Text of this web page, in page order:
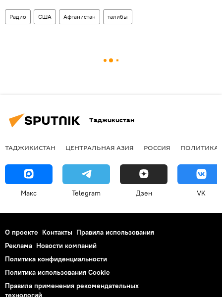
Радио США Афганистан талибы
Таджикистан
ТАДЖИКИСТАН ЦЕНТРАЛЬНАЯ АЗИЯ РОССИЯ ПОЛИТИКА
Макс Telegram Дзен VK
О проекте Контакты Правила использования
Реклама Новости компаний
Политика конфиденциальности
Политика использования Cookie
Правила применения рекомендательных
технологий